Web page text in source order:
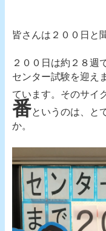
皆さんは２００日と
２００日は約２８週
センター試験を迎え
ています。そのサイ
番というのは、と
か。